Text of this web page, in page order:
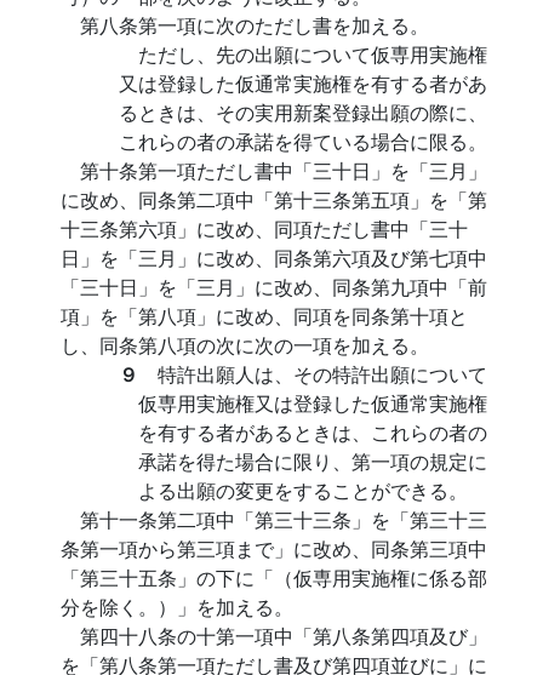
第八条第一項に次のただし書を加える。
ただし、先の出願について仮専用実施権
又は登録した仮通常実施権を有する者があ
るときは、その実用新案登録出願の際に、
これらの者の承諾を得ている場合に限る。
第十条第一項ただし書中「三十日」を「三月」
に改め、同条第二項中「第十三条第五項」を「第
十三条第六項」に改め、同項ただし書中「三十
日」を「三月」に改め、同条第六項及び第七項中
「三十日」を「三月」に改め、同条第九項中「前
項」を「第八項」に改め、同項を同条第十項と
し、同条第八項の次に次の一項を加える。
９ 特許出願人は、その特許出願について
仮専用実施権又は登録した仮通常実施権
を有する者があるときは、これらの者の
承諾を得た場合に限り、第一項の規定に
よる出願の変更をすることができる。
第十一条第二項中「第三十三条」を「第三十三
条第一項から第三項まで」に改め、同条第三項中
「第三十五条」の下に「（仮専用実施権に係る部
分を除く。）」を加える。
第四十八条の十第一項中「第八条第四項及び」
を「第八条第一項ただし書及び第四項並びに」に